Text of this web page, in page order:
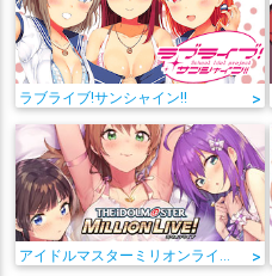
ラブライブ!サンシャイン!! >
>